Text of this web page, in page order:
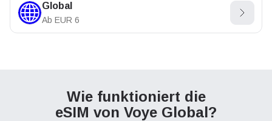
Global
Ab EUR 6
Wie funktioniert die
eSIM von Voye Global?